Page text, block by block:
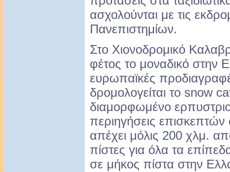
ασχολούνται με τις
Πανεπιστημίων.
Στο Χιονοδρομικό
φέτος το μοναδικό στην
ευρωπαϊκές
δρομολογείται το snow
διαμορφωμένο
περιηγήσεις
απέχει μόλις 200 χλμ.
πίστες για όλα τα
σε μήκος πίστα στην